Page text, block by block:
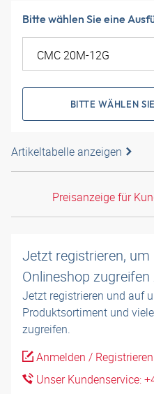
Bitte wählen Sie eine
BITTE WÄHLEN
Artikeltabelle anzeigen
Preisanzeige für
Jetzt registrieren,
Onlineshop zugreifen
Jetzt registrieren und auf
Produktsortiment und
zugreifen.
Anmelden / Registrieren
Unser Kundenservice: